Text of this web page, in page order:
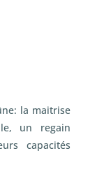
la maitrise
un regain
capacités